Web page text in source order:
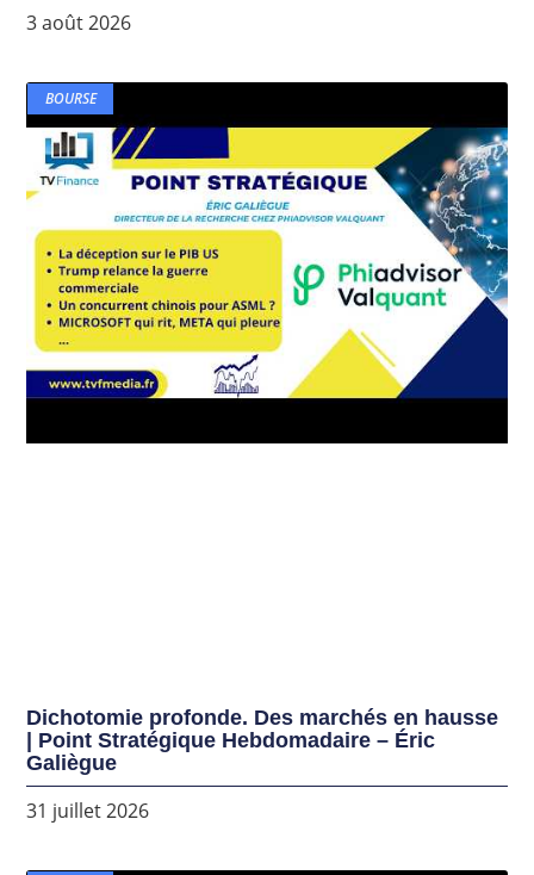
3 août 2026
BOURSE
Dichotomie profonde. Des marchés en hausse
| Point Stratégique Hebdomadaire – Éric
Galiègue
31 juillet 2026